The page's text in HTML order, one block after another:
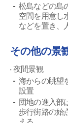
松島などの島
空間を用意し
などを置き、
その他の景
夜間景観
海からの眺望
設置
団地の進入部
歩行街路の始